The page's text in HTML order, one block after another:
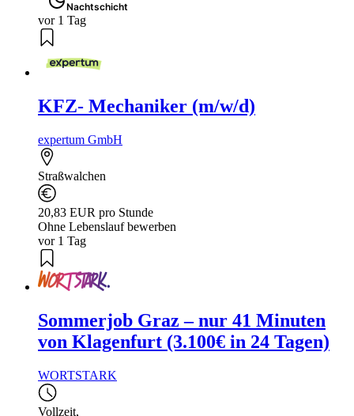
Nachtschicht
vor 1 Tag
KFZ- Mechaniker (m/w/d)
expertum GmbH
Straßwalchen
20,83 EUR pro Stunde
Ohne Lebenslauf bewerben
vor 1 Tag
Sommerjob Graz – nur 41 Minuten
von Klagenfurt (3.100€ in 24 Tagen)
WORTSTARK
Vollzeit,